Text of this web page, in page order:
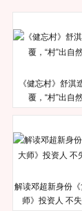
《健忘村》舒淇
覆，“村”出自
解读邓超新身份
师》投资人 不